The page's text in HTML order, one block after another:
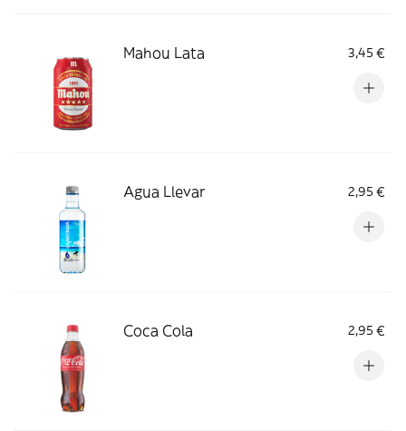
Mahou Lata 3,45 €
Agua Llevar 2,95 €
Coca Cola 2,95 €